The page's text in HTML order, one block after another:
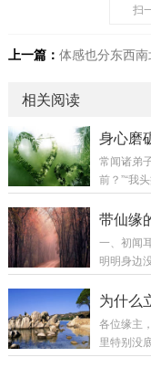
扫
上一篇： 体感也分东西南北——体感
相关阅读
常闻诸弟
前？”“我
否注定要
情，然非
子身体之
为仙师助
衡，为身
带仙缘
一、初闻
明明身边
三大特征
或右耳外
事。比如
事”；或者
各位缘主
里特别没
厉害，感